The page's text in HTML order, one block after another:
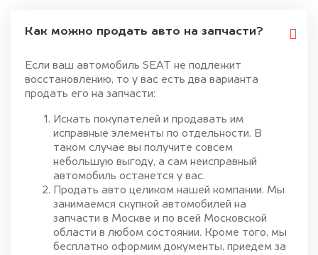
Как можно продать авто на запчасти?
Если ваш автомобиль SEAT не подлежит
восстановлению, то у вас есть два варианта
продать его на запчасти:
Искать покупателей и продавать им
исправные элементы по отдельности. В
таком случае вы получите совсем
небольшую выгоду, а сам неисправный
автомобиль останется у вас.
Продать авто целиком нашей компании. Мы
занимаемся скупкой автомобилей на
запчасти в Москве и по всей Московской
области в любом состоянии. Кроме того, мы
бесплатно оформим документы, приедем за